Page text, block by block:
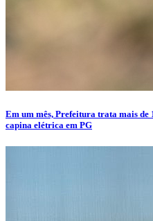
Em um mês, Prefeitura trata mais de
capina elétrica em PG